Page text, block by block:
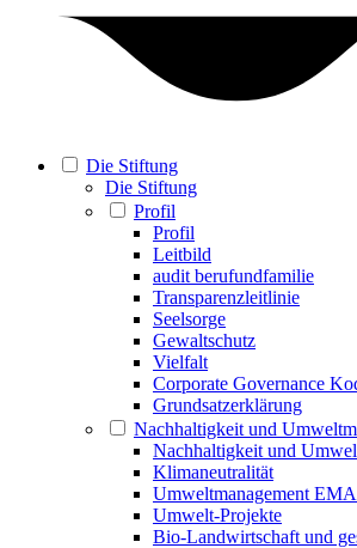
Die Stiftung
Die Stiftung
Profil
Profil
Leitbild
audit berufundfamilie
Transparenzleitlinie
Seelsorge
Gewaltschutz
Vielfalt
Corporate Governance
Grundsatzerklärung
Nachhaltigkeit und
Nachhaltigkeit und
Klimaneutralität
Umweltmanagement
Umwelt-Projekte
Bio-Landwirtschaft und